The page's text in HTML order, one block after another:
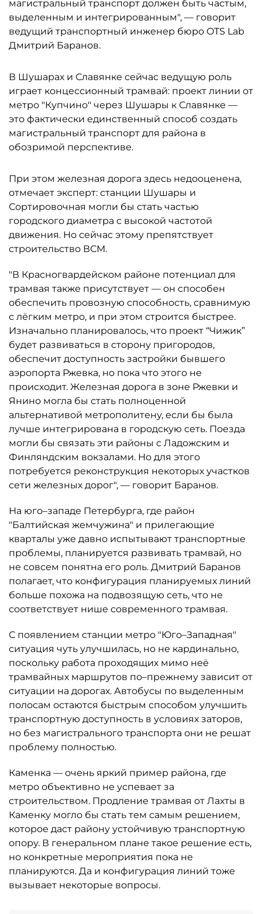
магистральный транспорт должен быть частым,
выделенным и интегрированным", — говорит
ведущий транспортный инженер бюро OTS Lab
Дмитрий Баранов.
В Шушарах и Славянке сейчас ведущую роль
играет концессионный трамвай: проект линии от
метро "Купчино" через Шушары к Славянке —
это фактически единственный способ создать
магистральный транспорт для района в
обозримой перспективе.
При этом железная дорога здесь недооценена,
отмечает эксперт: станции Шушары и
Сортировочная могли бы стать частью
городского диаметра с высокой частотой
движения. Но сейчас этому препятствует
строительство ВСМ.
"В Красногвардейском районе потенциал для
трамвая также присутствует — он способен
обеспечить провозную способность, сравнимую
с лёгким метро, и при этом строится быстрее.
Изначально планировалось, что проект “Чижик”
будет развиваться в сторону пригородов,
обеспечит доступность застройки бывшего
аэропорта Ржевка, но пока что этого не
происходит. Железная дорога в зоне Ржевки и
Янино могла бы стать полноценной
альтернативой метрополитену, если бы была
лучше интегрирована в городскую сеть. Поезда
могли бы связать эти районы с Ладожским и
Финляндским вокзалами. Но для этого
потребуется реконструкция некоторых участков
сети железных дорог", — говорит Баранов.
На юго–западе Петербурга, где район
"Балтийская жемчужина" и прилегающие
кварталы уже давно испытывают транспортные
проблемы, планируется развивать трамвай, но
не совсем понятна его роль. Дмитрий Баранов
полагает, что конфигурация планируемых линий
больше похожа на подвозящую сеть, что не
соответствует нише современного трамвая.
С появлением станции метро "Юго–Западная"
ситуация чуть улучшилась, но не кардинально,
поскольку работа проходящих мимо неё
трамвайных маршрутов по–прежнему зависит от
ситуации на дорогах. Автобусы по выделенным
полосам остаются быстрым способом улучшить
транспортную доступность в условиях заторов,
но без магистрального транспорта они не решат
проблему полностью.
Каменка — очень яркий пример района, где
метро объективно не успевает за
строительством. Продление трамвая от Лахты в
Каменку могло бы стать тем самым решением,
которое даст району устойчивую транспортную
опору. В генеральном плане такое решение есть,
но конкретные мероприятия пока не
планируются. Да и конфигурация линий тоже
вызывает некоторые вопросы.